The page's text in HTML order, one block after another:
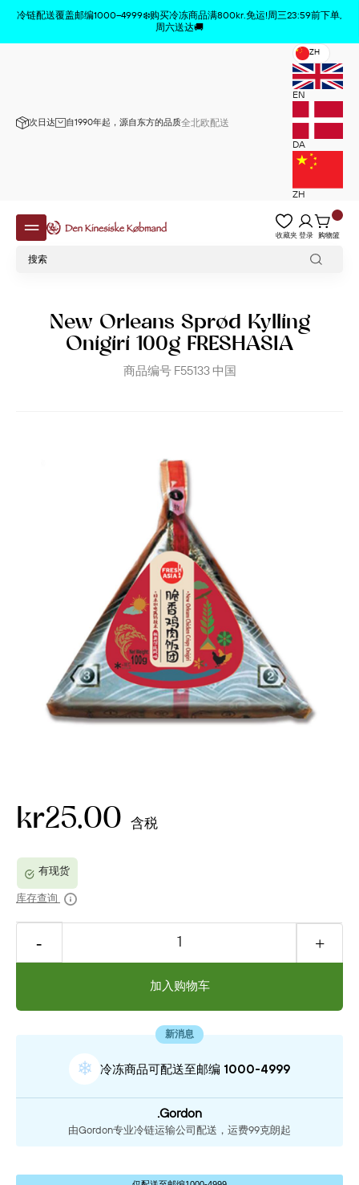
冷链配送覆盖邮编1000–4999❄️购买冷冻商品满800kr.免运!周三23:59前下单,
周六送达🚚
次日达 自1990年起，源自东方的品质全北欧配送
ZH
EN
DA
ZH
收藏夹登录 购物篮
New Orleans Sprød Kylling
Onigiri 100g FRESHASIA
商品编号 F55133 中国
kr25.00 含税
库存查询
加入购物车
新消息
❄ 冷冻商品可配送⾄邮编 1000-4999
.Gordon
由Gordon专业冷链运输公司配送，运费99克朗起
商品已从购物车中删除 x